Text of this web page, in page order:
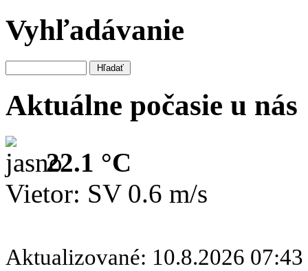
Vyhľadávanie
Aktuálne počasie u nás
22.1 °C
Vietor: SV 0.6 m/s
Aktualizované: 10.8.2026 07:43